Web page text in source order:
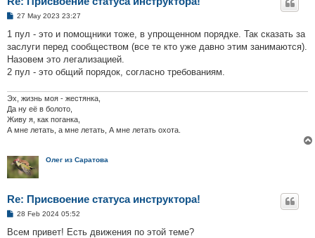
P
s
27 May 2023 23:27
1 пул - это и помощники тоже, в упрощенном порядке. Так сказать за
заслуги перед сообществом (все те кто уже давно этим занимаются).
Назовем это легализацией.
2 пул - это общий порядок, согласно требованиям.
Эх, жизнь моя - жестянка,
Да ну её в болото,
Живу я, как поганка,
А мне летать, а мне летать, А мне летать охота.
Олег из Саратова
Re: Присвоение статуса инструктора!
P
s
28 Feb 2024 05:52
Всем привет! Есть движения по этой теме?